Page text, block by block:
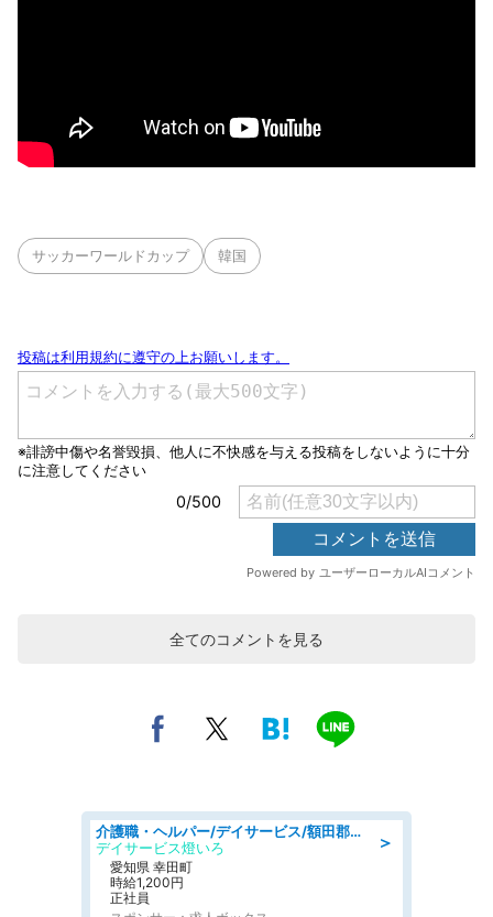
サッカーワールドカップ 韓国
全てのコメントを見る
＞
介護職・ヘルパー/デイサービス/額田郡幸田町/JR東海道本線 幸田/愛知県
デイサービス燈いろ
愛知県 幸田町
時給1,200円
正社員